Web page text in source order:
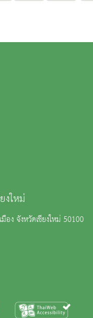
งใหม่
ง จังหวัดเชียงใหม่ 50100